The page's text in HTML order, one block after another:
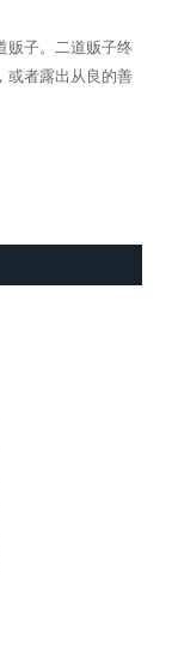
贩子。二道贩子终
或者露出从良的善